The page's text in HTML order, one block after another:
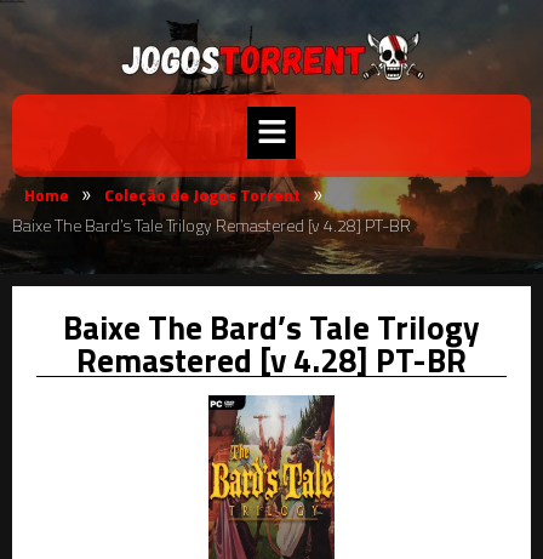
Home » Coleção de Jogos Torrent »
Baixe The Bard’s Tale Trilogy Remastered [v 4.28] PT-BR
Baixe The Bard’s Tale Trilogy
Remastered [v 4.28] PT-BR